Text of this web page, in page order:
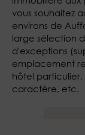
vous souhaitez
environs de
large sélection
d'exceptions
emplacement
hôtel
caractère, etc.